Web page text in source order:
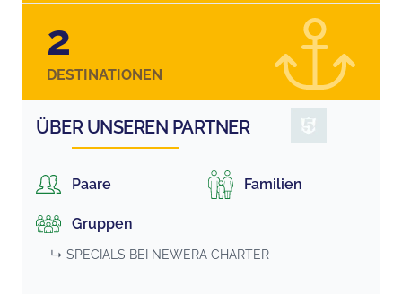
2
DESTINATIONEN
ÜBER UNSEREN PARTNER
Paare Familien
Gruppen
↳ SPECIALS BEI NEWERA CHARTER